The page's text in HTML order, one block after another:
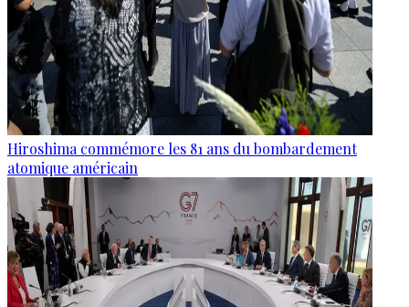
Hiroshima commémore les 81 ans du bombardement
atomique américain